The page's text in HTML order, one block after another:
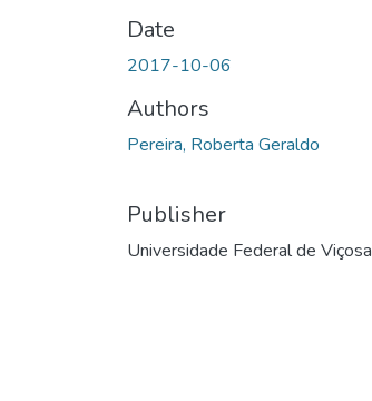
Date
2017-10-06
Authors
Pereira, Roberta Geraldo
Publisher
Universidade Federal de Viçosa